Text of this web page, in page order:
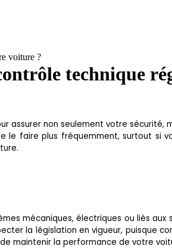
voiture ?
technique
non seulement votre sécurité,
faire plus fréquemment, surtout si
mécaniques, électriques ou liés
la législation en vigueur, puisque
maintenir la performance de votre